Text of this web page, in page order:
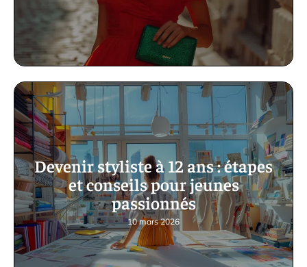
Devenir styliste à 12 ans : étapes
et conseils pour jeunes
passionnés
10 mars 2026